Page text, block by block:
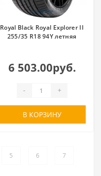
Royal Black Royal Explorer II
255/35 R18 94Y летняя
6 503.00руб.
- +
В КОРЗИНУ
5 6 7